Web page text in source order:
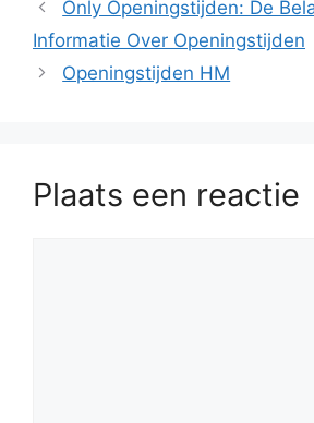
Only Openingstijden: De
Informatie Over Openingstijden
Openingstijden HM
Plaats een reactie